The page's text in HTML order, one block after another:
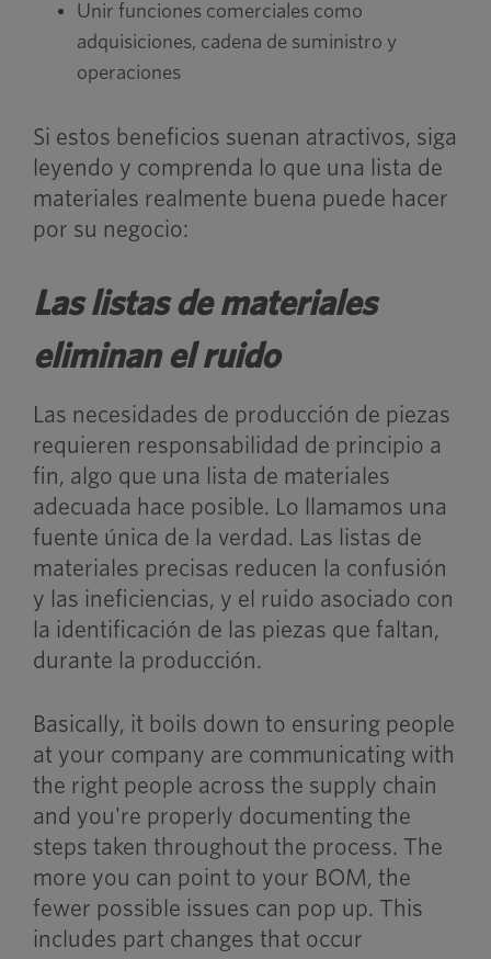
Unir funciones comerciales como
adquisiciones, cadena de suministro y
operaciones
Si estos beneficios suenan atractivos, siga
leyendo y comprenda lo que una lista de
materiales realmente buena puede hacer
por su negocio:
Las listas de materiales
eliminan el ruido
Las necesidades de producción de piezas
requieren responsabilidad de principio a
fin, algo que una lista de materiales
adecuada hace posible. Lo llamamos una
fuente única de la verdad. Las listas de
materiales precisas reducen la confusión
y las ineficiencias, y el ruido asociado con
la identificación de las piezas que faltan,
durante la producción.
Basically, it boils down to ensuring people
at your company are communicating with
the right people across the supply chain
and you're properly documenting the
steps taken throughout the process. The
more you can point to your BOM, the
fewer possible issues can pop up. This
includes part changes that occur